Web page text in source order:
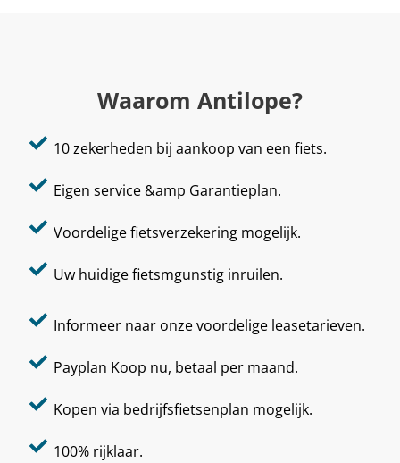
Waarom Antilope?
10 zekerheden bij aankoop van een fiets.
Eigen service &amp Garantieplan.
Voordelige fietsverzekering mogelijk.
Uw huidige fietsmgunstig inruilen.
Informeer naar onze voordelige leasetarieven.
Payplan Koop nu, betaal per maand.
Kopen via bedrijfsfietsenplan mogelijk.
100% rijklaar.